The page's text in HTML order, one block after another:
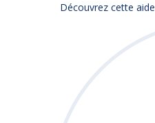
Découvrez cette aide